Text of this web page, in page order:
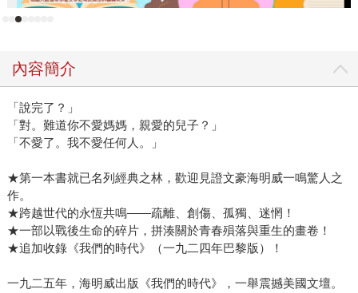
內容簡介
「說完了？」
「對。難道你不愛媽媽，親愛的兒子？」
「不愛了。我不愛任何人。」
★第一本書就已名列經典之林，歡迎見證文豪海明威一鳴驚人之
作。
★跨越世代的永恆共鳴——疏離、創傷、孤獨、迷惘！
★一部以戰後生命的碎片，拼湊關於青春殞落與重生的畫卷！
★追加收錄《我們的時代》（一九二四年巴黎版）！
一九二五年，海明威出版《我們的時代》，一舉震撼美國文壇。